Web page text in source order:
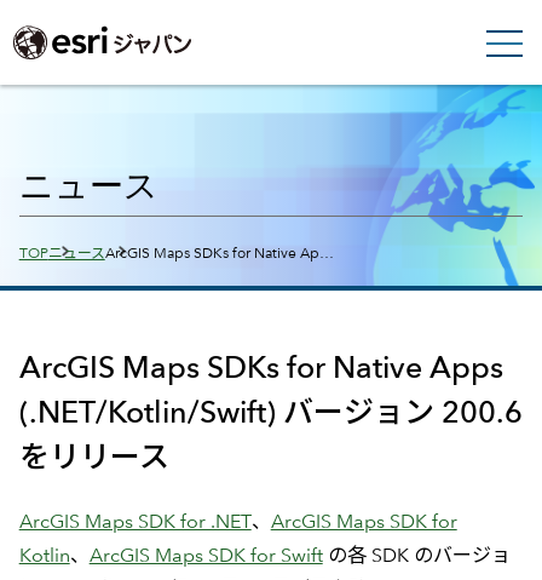
ニュース
Breadcrumbs
TOPニュースArcGIS Maps SDKs for Native Ap…
ArcGIS Maps SDKs for Native Apps
(.NET/Kotlin/Swift) バージョン 200.6
をリリース
ArcGIS Maps SDK for .NET、 ArcGIS Maps SDK for
Kotlin、 ArcGIS Maps SDK for Swiftの各 SDK のバージョ